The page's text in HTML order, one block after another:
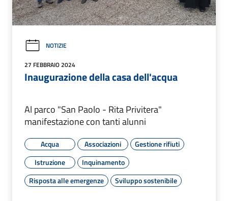
NOTIZIE
27 FEBBRAIO 2024
Inaugurazione della casa dell'acqua
Al parco "San Paolo - Rita Privitera"
manifestazione con tanti alunni
Acqua Associazioni
Gestione rifiuti
Istruzione
Inquinamento
Risposta alle emergenze
Sviluppo sostenibile